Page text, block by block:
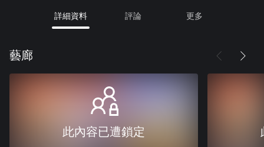
詳細資料 評論 更多
藝廊
此內容已遭鎖定